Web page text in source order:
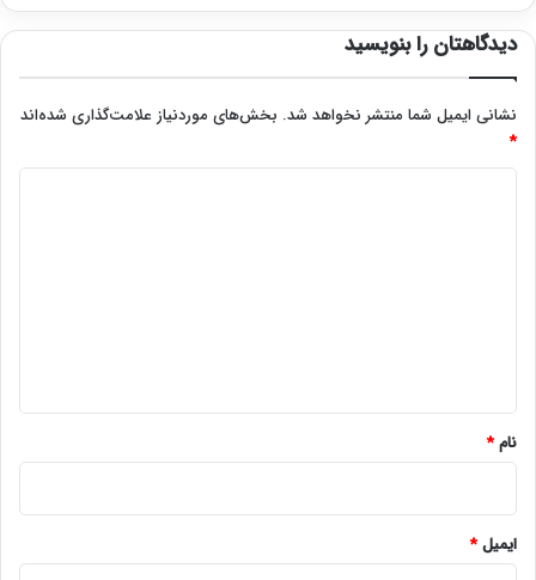
دیدگاهتان را بنویسید
نشانی ایمیل شما منتشر نخواهد شد. بخش‌های موردنیاز علامت‌گذاری شده‌اند
*
نام*
ایمیل*